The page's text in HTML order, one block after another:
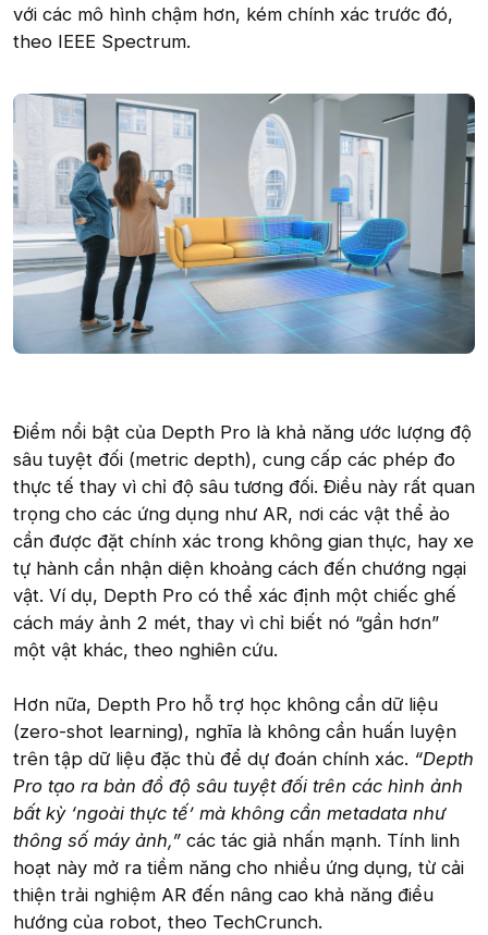
với các mô hình chậm hơn, kém chính xác trước đó,
theo IEEE Spectrum.
Điểm nổi bật của Depth Pro là khả năng ước lượng độ
sâu tuyệt đối (metric depth), cung cấp các phép đo
thực tế thay vì chỉ độ sâu tương đối. Điều này rất quan
trọng cho các ứng dụng như AR, nơi các vật thể ảo
cần được đặt chính xác trong không gian thực, hay xe
tự hành cần nhận diện khoảng cách đến chướng ngại
vật. Ví dụ, Depth Pro có thể xác định một chiếc ghế
cách máy ảnh 2 mét, thay vì chỉ biết nó “gần hơn”
một vật khác, theo nghiên cứu.
Hơn nữa, Depth Pro hỗ trợ học không cần dữ liệu
(zero-shot learning), nghĩa là không cần huấn luyện
trên tập dữ liệu đặc thù để dự đoán chính xác. “Depth
Pro tạo ra bản đồ độ sâu tuyệt đối trên các hình ảnh
bất kỳ ‘ngoài thực tế’ mà không cần metadata như
thông số máy ảnh,” các tác giả nhấn mạnh. Tính linh
hoạt này mở ra tiềm năng cho nhiều ứng dụng, từ cải
thiện trải nghiệm AR đến nâng cao khả năng điều
hướng của robot, theo TechCrunch.